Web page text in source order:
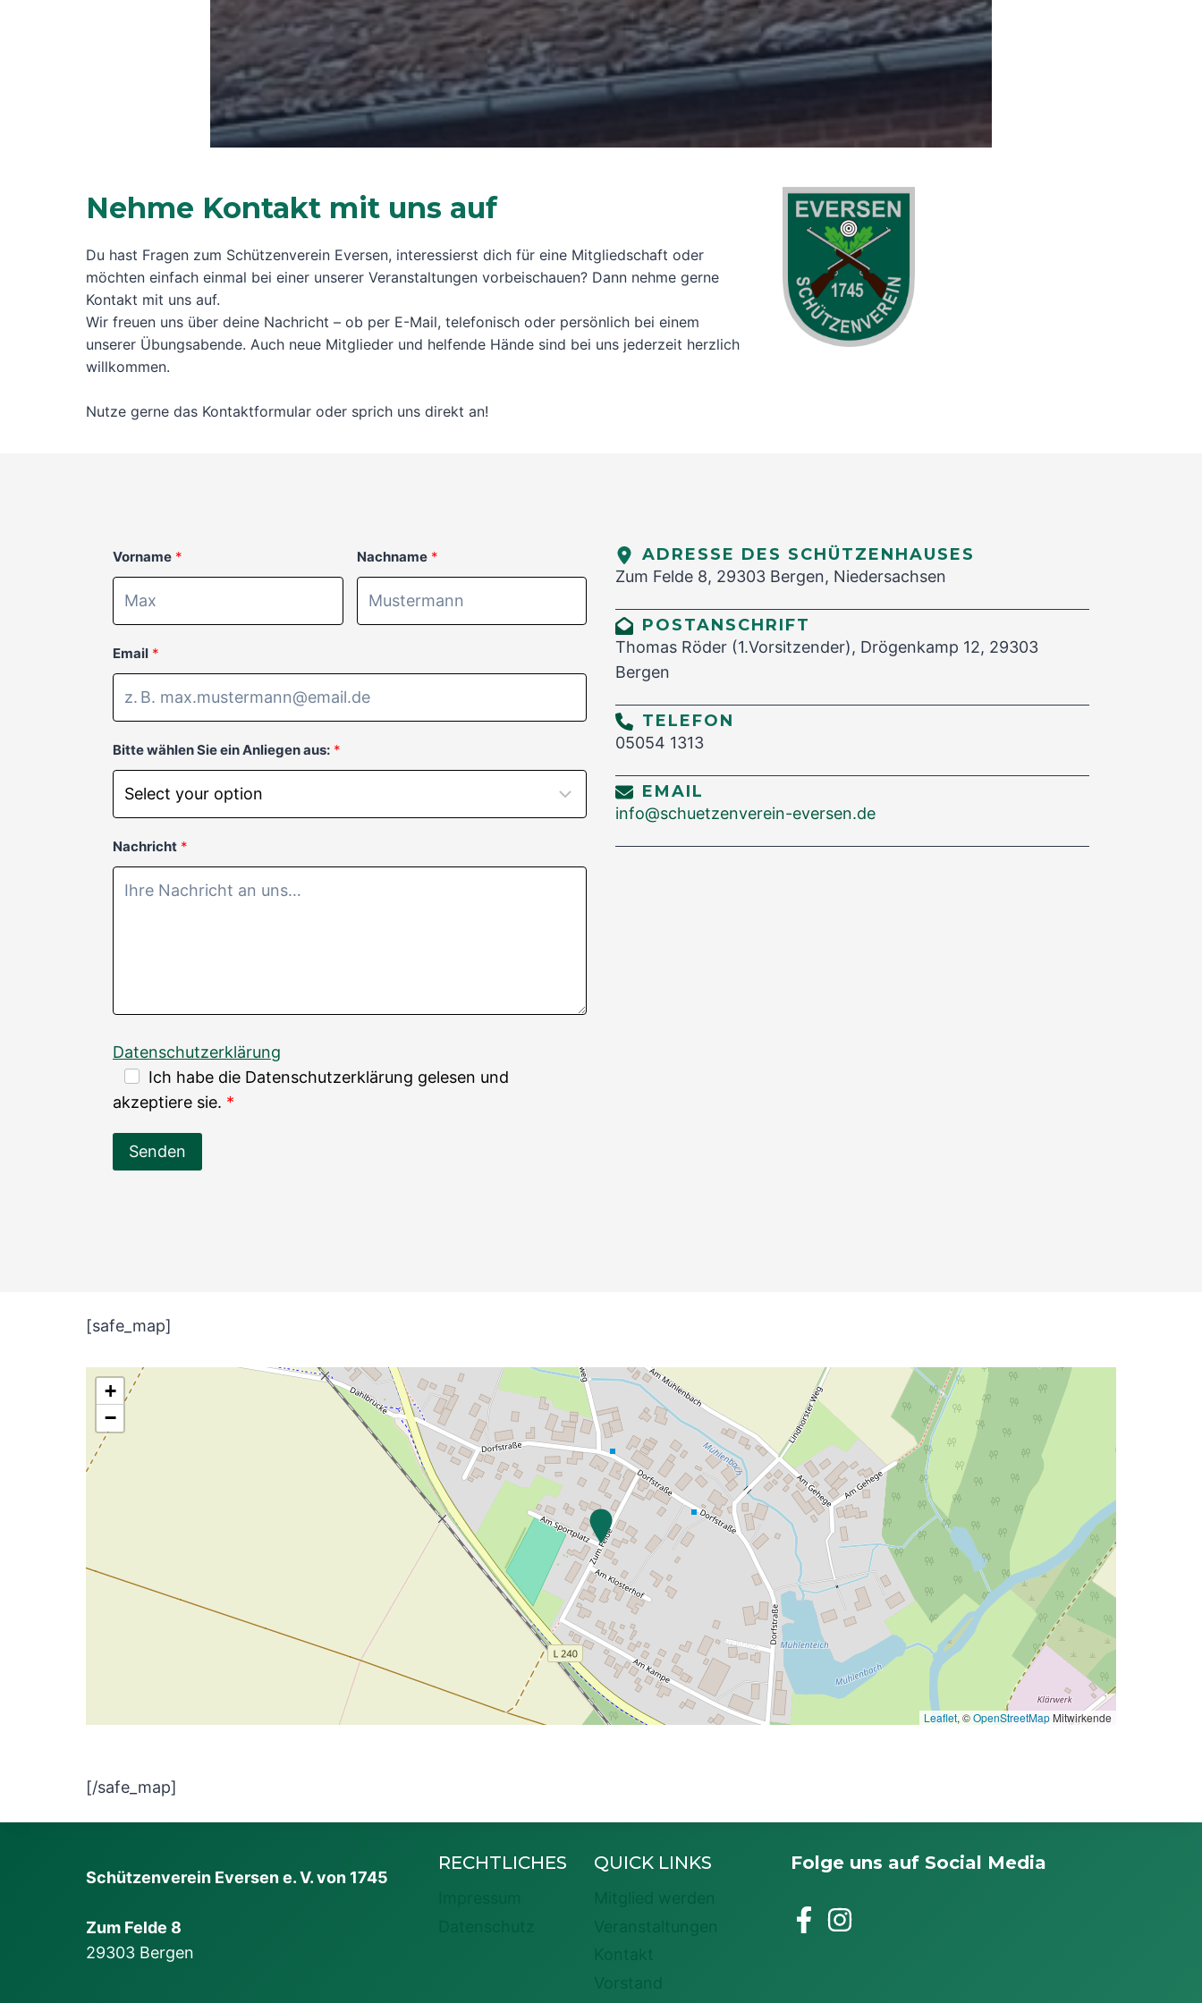
Nehme Kontakt mit uns auf
Du hast Fragen zum Schützenverein Eversen, interessierst dich für eine Mitgliedschaft oder
möchten einfach einmal bei einer unserer Veranstaltungen vorbeischauen? Dann nehme gerne
Kontakt mit uns auf.
Wir freuen uns über deine Nachricht – ob per E-Mail, telefonisch oder persönlich bei einem
unserer Übungsabende. Auch neue Mitglieder und helfende Hände sind bei uns jederzeit herzlich
willkommen.
Nutze gerne das Kontaktformular oder sprich uns direkt an!
Vorname Nachname
Email
Bitte wählen Sie ein Anliegen aus:
Nachricht
Datenschutzerklärung
Ich habe die Datenschutzerklärung gelesen und
akzeptiere sie.
Senden
ADRESSE DES SCHÜTZENHAUSES
Zum Felde 8, 29303 Bergen, Niedersachsen
POSTANSCHRIFT
Thomas Röder (1.Vorsitzender), Drögenkamp 12, 29303
Bergen
TELEFON
05054 1313
EMAIL
info@schuetzenverein-eversen.de
[safe_map]
+
−
Leaflet, ©OpenStreetMap Mitwirkende
[/safe_map]
Schützenverein Eversen e. V. von 1745
Zum Felde 8
29303 Bergen
RECHTLICHES QUICK LINKS Folge uns auf Social Media